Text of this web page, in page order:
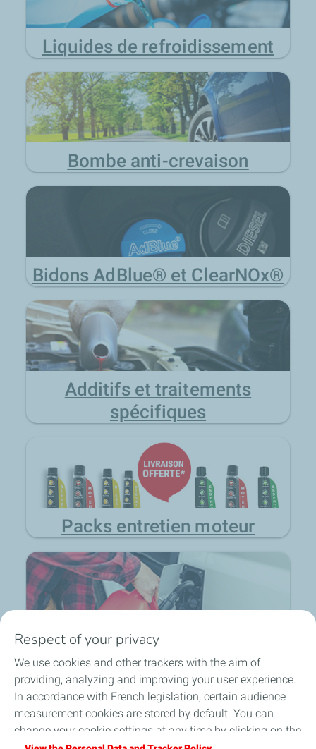
Liquides de refroidissement
Bombe anti-crevaison
Bidons AdBlue® et ClearNOx®
Additifs et traitements
spécifiques
Packs entretien moteur
Jerricans et contenants
local_shipping
Expédition sous 24h en
France Métropolitaine
group
Un équipe d'experts à
votre écoute
lock
Paiement sécurisé et
confidentiel
loop
Respect of your privacy
We use cookies and other trackers with the aim of
providing, analyzing and improving your user experience.
In accordance with French legislation, certain audience
measurement cookies are stored by default. You can
change your cookie settings at any time by clicking on the